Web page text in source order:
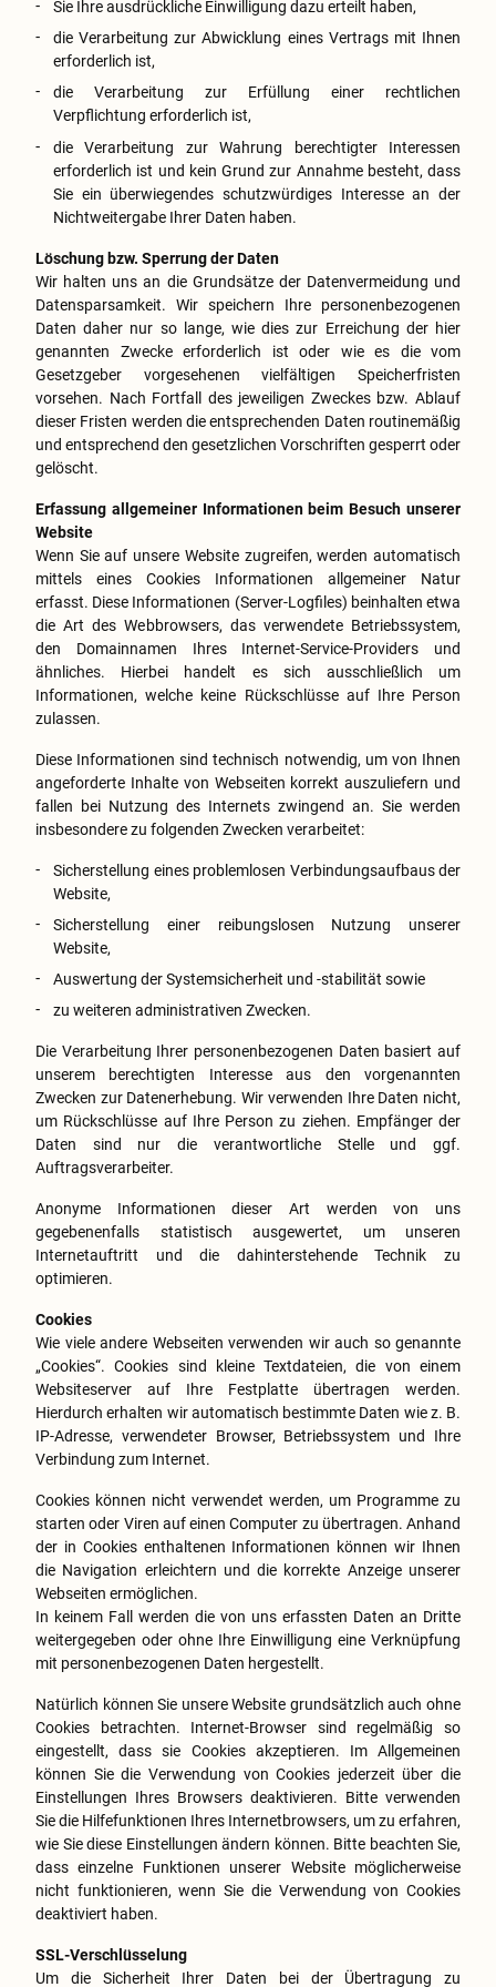
Sie Ihre ausdrückliche Einwilligung dazu erteilt haben,
die Verarbeitung zur Abwicklung eines Vertrags mit Ihnen
erforderlich ist,
die Verarbeitung zur Erfüllung einer rechtlichen
Verpflichtung erforderlich ist,
die Verarbeitung zur Wahrung berechtigter Interessen
erforderlich ist und kein Grund zur Annahme besteht, dass
Sie ein überwiegendes schutzwürdiges Interesse an der
Nichtweitergabe Ihrer Daten haben.
Löschung bzw. Sperrung der Daten
Wir halten uns an die Grundsätze der Datenvermeidung und
Datensparsamkeit. Wir speichern Ihre personenbezogenen
Daten daher nur so lange, wie dies zur Erreichung der hier
genannten Zwecke erforderlich ist oder wie es die vom
Gesetzgeber vorgesehenen vielfältigen Speicherfristen
vorsehen. Nach Fortfall des jeweiligen Zweckes bzw. Ablauf
dieser Fristen werden die entsprechenden Daten routinemäßig
und entsprechend den gesetzlichen Vorschriften gesperrt oder
gelöscht.
Erfassung allgemeiner Informationen beim Besuch unserer
Website
Wenn Sie auf unsere Website zugreifen, werden automatisch
mittels eines Cookies Informationen allgemeiner Natur
erfasst. Diese Informationen (Server-Logfiles) beinhalten etwa
die Art des Webbrowsers, das verwendete Betriebssystem,
den Domainnamen Ihres Internet-Service-Providers und
ähnliches. Hierbei handelt es sich ausschließlich um
Informationen, welche keine Rückschlüsse auf Ihre Person
zulassen.
Diese Informationen sind technisch notwendig, um von Ihnen
angeforderte Inhalte von Webseiten korrekt auszuliefern und
fallen bei Nutzung des Internets zwingend an. Sie werden
insbesondere zu folgenden Zwecken verarbeitet:
Sicherstellung eines problemlosen Verbindungsaufbaus der
Website,
Sicherstellung einer reibungslosen Nutzung unserer
Website,
Auswertung der Systemsicherheit und -stabilität sowie
zu weiteren administrativen Zwecken.
Die Verarbeitung Ihrer personenbezogenen Daten basiert auf
unserem berechtigten Interesse aus den vorgenannten
Zwecken zur Datenerhebung. Wir verwenden Ihre Daten nicht,
um Rückschlüsse auf Ihre Person zu ziehen. Empfänger der
Daten sind nur die verantwortliche Stelle und ggf.
Auftragsverarbeiter.
Anonyme Informationen dieser Art werden von uns
gegebenenfalls statistisch ausgewertet, um unseren
Internetauftritt und die dahinterstehende Technik zu
optimieren.
Cookies
Wie viele andere Webseiten verwenden wir auch so genannte
„Cookies“. Cookies sind kleine Textdateien, die von einem
Websiteserver auf Ihre Festplatte übertragen werden.
Hierdurch erhalten wir automatisch bestimmte Daten wie z. B.
IP-Adresse, verwendeter Browser, Betriebssystem und Ihre
Verbindung zum Internet.
Cookies können nicht verwendet werden, um Programme zu
starten oder Viren auf einen Computer zu übertragen. Anhand
der in Cookies enthaltenen Informationen können wir Ihnen
die Navigation erleichtern und die korrekte Anzeige unserer
Webseiten ermöglichen.
In keinem Fall werden die von uns erfassten Daten an Dritte
weitergegeben oder ohne Ihre Einwilligung eine Verknüpfung
mit personenbezogenen Daten hergestellt.
Natürlich können Sie unsere Website grundsätzlich auch ohne
Cookies betrachten. Internet-Browser sind regelmäßig so
eingestellt, dass sie Cookies akzeptieren. Im Allgemeinen
können Sie die Verwendung von Cookies jederzeit über die
Einstellungen Ihres Browsers deaktivieren. Bitte verwenden
Sie die Hilfefunktionen Ihres Internetbrowsers, um zu erfahren,
wie Sie diese Einstellungen ändern können. Bitte beachten Sie,
dass einzelne Funktionen unserer Website möglicherweise
nicht funktionieren, wenn Sie die Verwendung von Cookies
deaktiviert haben.
SSL-Verschlüsselung
Um die Sicherheit Ihrer Daten bei der Übertragung zu